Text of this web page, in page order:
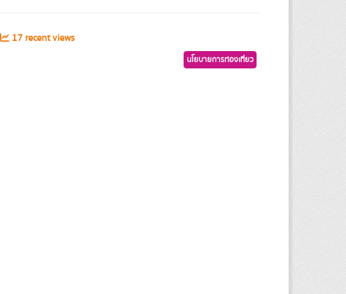
17 recent views
นโยบายการท่องเที่ยว